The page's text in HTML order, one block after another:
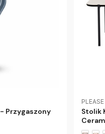
Przygaszony
Stolik